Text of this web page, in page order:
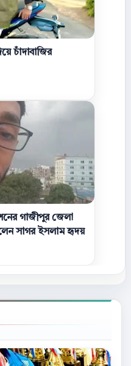
চাঁদাবাজির
গাজীপুর জেলা
সাগর ইসলাম হৃদয়